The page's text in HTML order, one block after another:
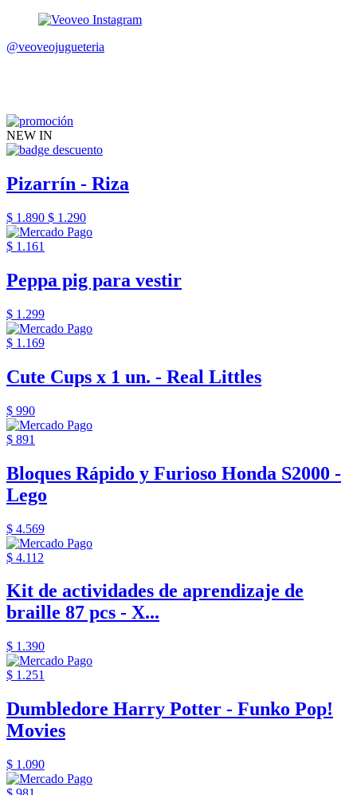
@veoveojugueteria
NEW IN
Pizarrín - Riza
$ 1.890 $ 1.290
$ 1.161
Peppa pig para vestir
$ 1.299
$ 1.169
Cute Cups x 1 un. - Real Littles
$ 990
$ 891
Bloques Rápido y Furioso Honda S2000 -
Lego
$ 4.569
$ 4.112
Kit de actividades de aprendizaje de
braille 87 pcs - X...
$ 1.390
$ 1.251
Dumbledore Harry Potter - Funko Pop!
Movies
$ 1.090